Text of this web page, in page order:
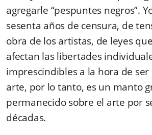
agregarle “pespuntes negros”.
sesenta años de censura, de
obra de los artistas, de leyes
afectan las libertades
imprescindibles a la hora de ser
arte, por lo tanto, es un manto
permanecido sobre el arte por
décadas.